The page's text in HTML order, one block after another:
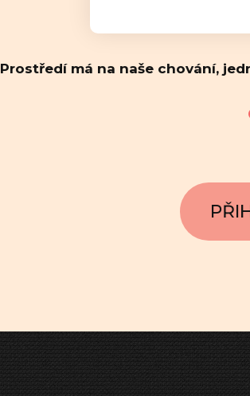
Prostředí má na naše chování,